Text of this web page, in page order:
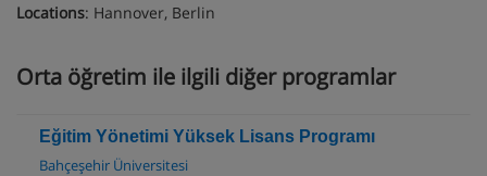
Locations: Hannover, Berlin
Orta öğretim ile ilgili diğer programlar
Eğitim Yönetimi Yüksek Lisans Programı
Bahçeşehir Üniversitesi